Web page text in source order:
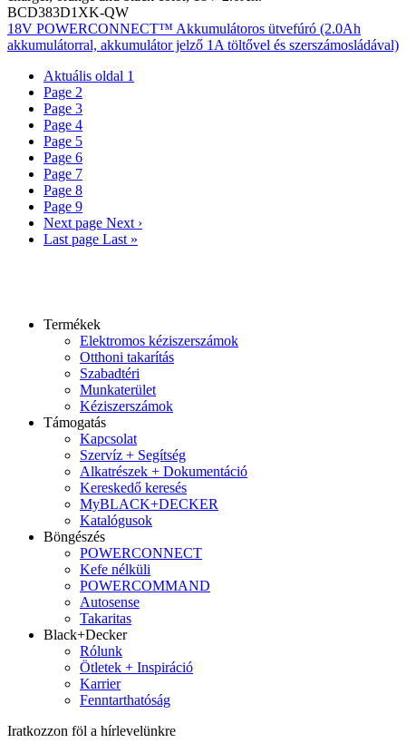
BCD383D1XK-QW
18V POWERCONNECT™ Akkumulátoros ütvefúró (2.0Ah
akkumulátorral, akkumulátor jelző 1A töltővel és szerszámosládával)
Aktuális oldal 1
Page 2
Page 3
Page 4
Page 5
Page 6
Page 7
Page 8
Page 9
Next page Next ›
Last page Last »
Termékek
Elektromos kéziszerszámok
Otthoni takarítás
Szabadtéri
Munkaterület
Kéziszerszámok
Támogatás
Kapcsolat
Szervíz + Segítség
Alkatrészek + Dokumentáció
Kereskedő keresés
MyBLACK+DECKER
Katalógusok
Böngészés
POWERCONNECT
Kefe nélküli
POWERCOMMAND
Autosense
Takaritas
Black+Decker
Rólunk
Ötletek + Inspiráció
Karrier
Fenntarthatóság
Iratkozzon föl a hírlevelünkre